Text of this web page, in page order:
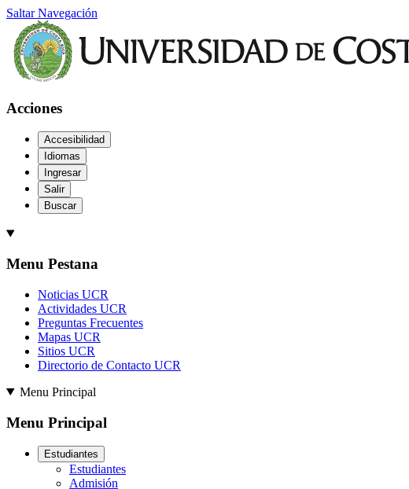
Saltar Navegación
Acciones
Accesibilidad
Idiomas
Ingresar
Salir
Buscar
Menu Pestana
Noticias UCR
Actividades UCR
Preguntas Frecuentes
Mapas UCR
Sitios UCR
Directorio de Contacto UCR
Menu Principal
Menu Principal
Estudiantes
Estudiantes
Admisión